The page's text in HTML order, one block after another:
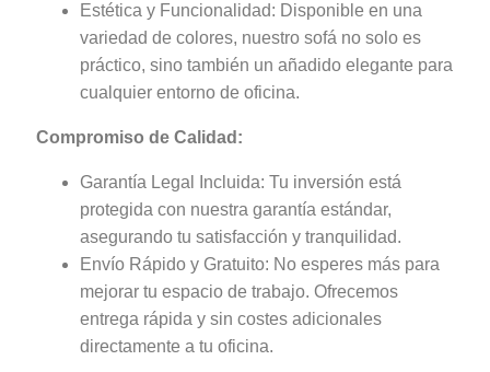
Estética y Funcionalidad: Disponible en una
variedad de colores, nuestro sofá no solo es
práctico, sino también un añadido elegante para
cualquier entorno de oficina.
Compromiso de Calidad:
Garantía Legal Incluida: Tu inversión está
protegida con nuestra garantía estándar,
asegurando tu satisfacción y tranquilidad.
Envío Rápido y Gratuito: No esperes más para
mejorar tu espacio de trabajo. Ofrecemos
entrega rápida y sin costes adicionales
directamente a tu oficina.